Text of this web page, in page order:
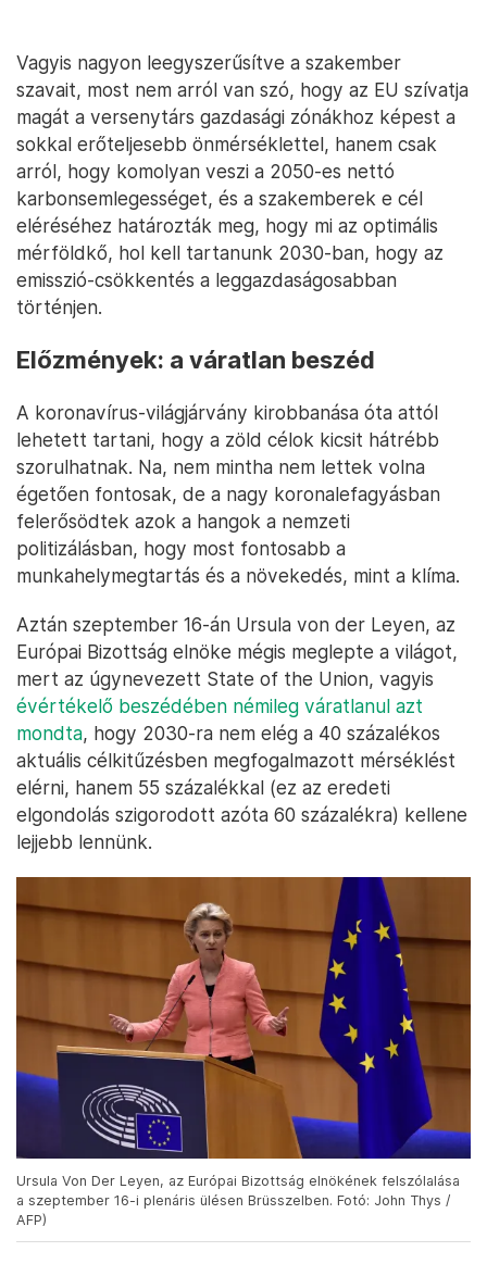
Vagyis nagyon leegyszerűsítve a szakember
szavait, most nem arról van szó, hogy az EU szívatja
magát a versenytárs gazdasági zónákhoz képest a
sokkal erőteljesebb önmérséklettel, hanem csak
arról, hogy komolyan veszi a 2050-es nettó
karbonsemlegességet, és a szakemberek e cél
eléréséhez határozták meg, hogy mi az optimális
mérföldkő, hol kell tartanunk 2030-ban, hogy az
emisszió-csökkentés a leggazdaságosabban
történjen.
Előzmények: a váratlan beszéd
A koronavírus-világjárvány kirobbanása óta attól
lehetett tartani, hogy a zöld célok kicsit hátrébb
szorulhatnak. Na, nem mintha nem lettek volna
égetően fontosak, de a nagy koronalefagyásban
felerősödtek azok a hangok a nemzeti
politizálásban, hogy most fontosabb a
munkahelymegtartás és a növekedés, mint a klíma.
Aztán szeptember 16-án Ursula von der Leyen, az
Európai Bizottság elnöke mégis meglepte a világot,
mert az úgynevezett State of the Union, vagyis
évértékelő beszédében némileg váratlanul azt
mondta, hogy 2030-ra nem elég a 40 százalékos
aktuális célkitűzésben megfogalmazott mérséklést
elérni, hanem 55 százalékkal (ez az eredeti
elgondolás szigorodott azóta 60 százalékra) kellene
lejjebb lennünk.
Ursula Von Der Leyen, az Európai Bizottság elnökének felszólalása
a szeptember 16-i plenáris ülésen Brüsszelben. Fotó: John Thys /
AFP)